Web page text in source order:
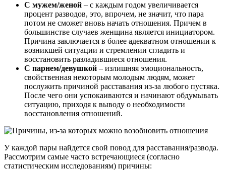
С мужем/женой – с каждым годом увеличивается
процент разводов, это, впрочем, не значит, что пара
потом не сможет вновь начать отношения. Причем в
большинстве случаев женщина является инициатором.
Причина заключается в более адекватном отношении к
возникшей ситуации и стремлении сгладить и
восстановить разладившиеся отношения.
С парнем/девушкой – излишняя эмоциональность,
свойственная некоторым молодым людям, может
послужить причиной расставания из-за любого пустяка.
После чего они успокаиваются и начинают обдумывать
ситуацию, приходя к выводу о необходимости
восстановления отношений.
У каждой пары найдется свой повод для расставания/развода.
Рассмотрим самые часто встречающиеся (согласно
статистическим исследованиям) причины: